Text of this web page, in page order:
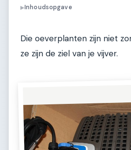
▶Inhoudsopgave
Die oeverplanten zijn niet
ze zijn de ziel van je vijver.